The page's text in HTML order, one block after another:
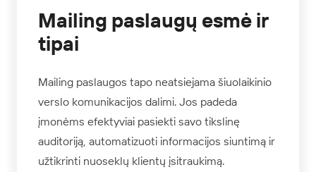
Mailing paslaugų esmė ir
tipai
Mailing paslaugos tapo neatsiejama šiuolaikinio
verslo komunikacijos dalimi. Jos padeda
įmonėms efektyviai pasiekti savo tikslinę
auditoriją, automatizuoti informacijos siuntimą ir
užtikrinti nuoseklų klientų įsitraukimą.